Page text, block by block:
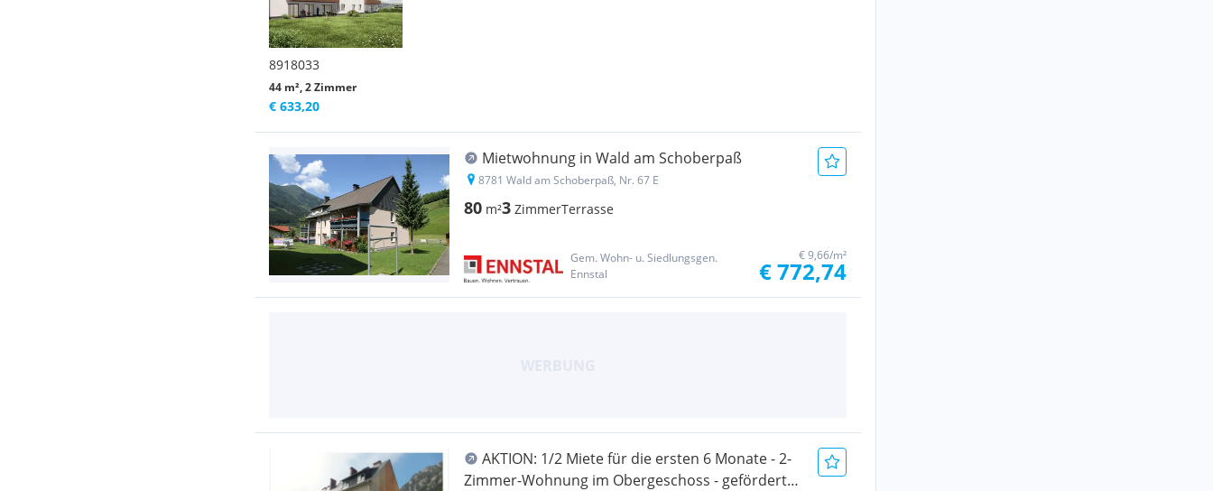
8918033
44 m², 2 Zimmer
€ 633,20
Mietwohnung in Wald am Schoberpaß
8781 Wald am Schoberpaß, Nr. 67 E
80 m²3 ZimmerTerrasse
Gem. Wohn- u. Siedlungsgen.
Ennstal
€ 9,66/m²
€ 772,74
AKTION: 1/2 Miete für die ersten 6 Monate - 2-
Zimmer-Wohnung im Obergeschoss - geförderte